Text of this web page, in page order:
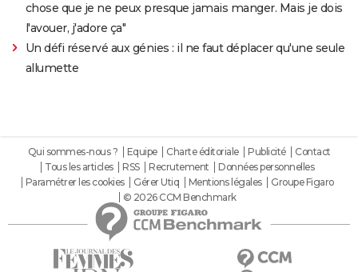
chose que je ne peux presque jamais manger. Mais je dois
l'avouer, j'adore ça"
Un défi réservé aux génies : il ne faut déplacer qu'une seule
allumette
Qui sommes-nous ? Equipe Charte éditoriale Publicité
Contact
Tous les articles
RSS Recrutement
Données personnelles
Paramétrer les cookies
Gérer Utiq Mentions légales
Groupe Figaro
© 2026 CCM Benchmark